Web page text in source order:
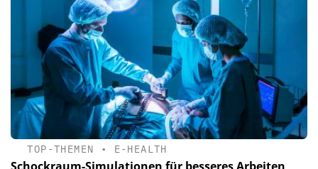
TOP-THEMEN • E-HEALTH